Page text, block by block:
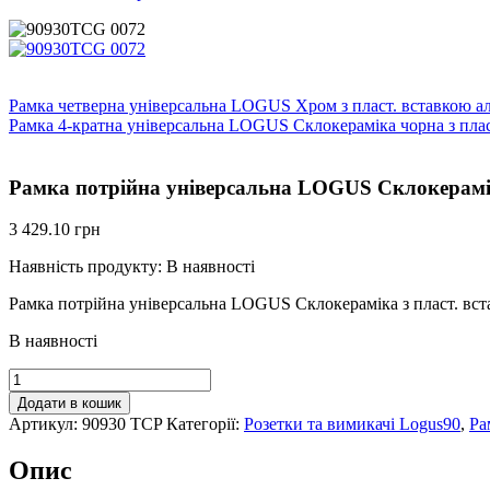
Рамка четверна універсальна LOGUS Хром з пласт. вставкою
Рамка 4-кратна універсальна LOGUS Склокераміка чорна з
Рамка потрійна універсальна LOGUS
3 429.10 грн
Наявність продукту: В наявності
Рамка потрійна універсальна LOGUS Склокераміка з пласт.
В наявності
Рамка
потрійна
універсальна
LOGUS
з
Додати в кошик
Артикул: 90930 TCP Категорії: Розетки та вимикачі Logus90,
Опис